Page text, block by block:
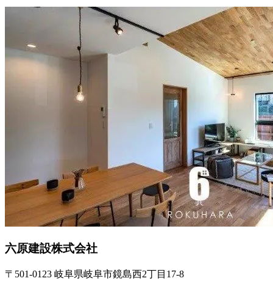
六原建設株式会社
〒501-0123 岐阜県岐阜市鏡島西2丁目17-8